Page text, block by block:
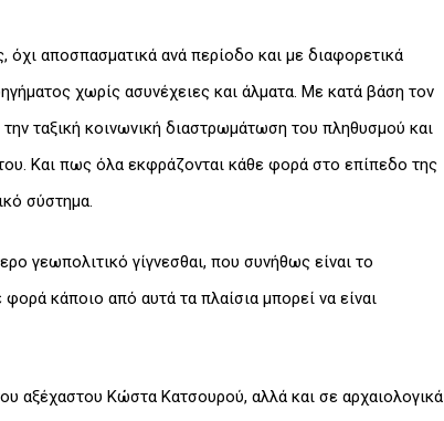
αποσπασματικά ανά περίοδο και με διαφορετικά
χωρίς ασυνέχειες και άλματα. Με κατά βάση τον
ταξική κοινωνική διαστρωμάτωση του πληθυσμού και
Και πως όλα εκφράζονται κάθε φορά στο επίπεδο της
σύστημα.
γεωπολιτικό γίγνεσθαι, που συνήθως είναι το
κάποιο από αυτά τα πλαίσια μπορεί να είναι
αξέχαστου Κώστα Κατσουρού, αλλά και σε αρχαιολογικά